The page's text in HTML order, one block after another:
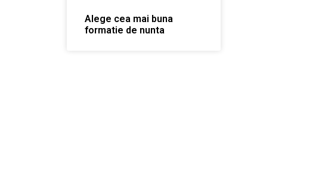
Alege cea mai buna
formatie de nunta